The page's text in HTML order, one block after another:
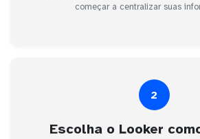
começar a centralizar suas
2
Escolha o Looker